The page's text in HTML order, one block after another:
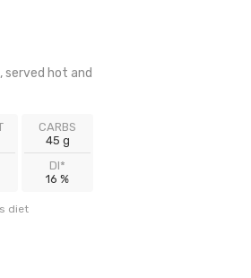
hot and
CARBS
45 g
DI*
16 %
diet